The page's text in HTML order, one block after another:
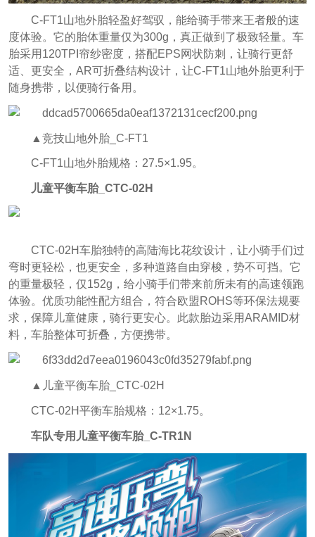
C-FT1山地外胎轻盈好驾驭，能给骑手带来王者般的速
度体验。它的胎体重量仅为300g，真正做到了极致轻量。车
胎采用120TPI帘纱密度，搭配EPS网状防刺，让骑行更舒
适、更安全，AR可折叠结构设计，让C-FT1山地外胎更利于
随身携带，以便骑行备用。
▲竞技山地外胎_C-FT1
C-FT1山地外胎规格：27.5×1.95。
儿童平衡车胎_CTC-02H
CTC-02H车胎独特的高陆海比花纹设计，让小骑手们过
弯时更轻松，也更安全，多种道路自由穿梭，势不可挡。它
的重量极轻，仅152g，给小骑手们带来前所未有的高速领跑
体验。优质功能性配方组合，符合欧盟ROHS等环保法规要
求，保障儿童健康，骑行更安心。此款胎边采用ARAMID材
料，车胎整体可折叠，方便携带。
▲儿童平衡车胎_CTC-02H
CTC-02H平衡车胎规格：12×1.75。
车队专用儿童平衡车胎_C-TR1N